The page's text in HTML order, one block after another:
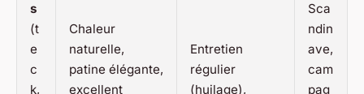
s
(t
e
c
k,
Chaleur
naturelle,
patine élégante,
excellent
Entretien
régulier
(huilage),
Sca
ndin
ave,
cam
pag